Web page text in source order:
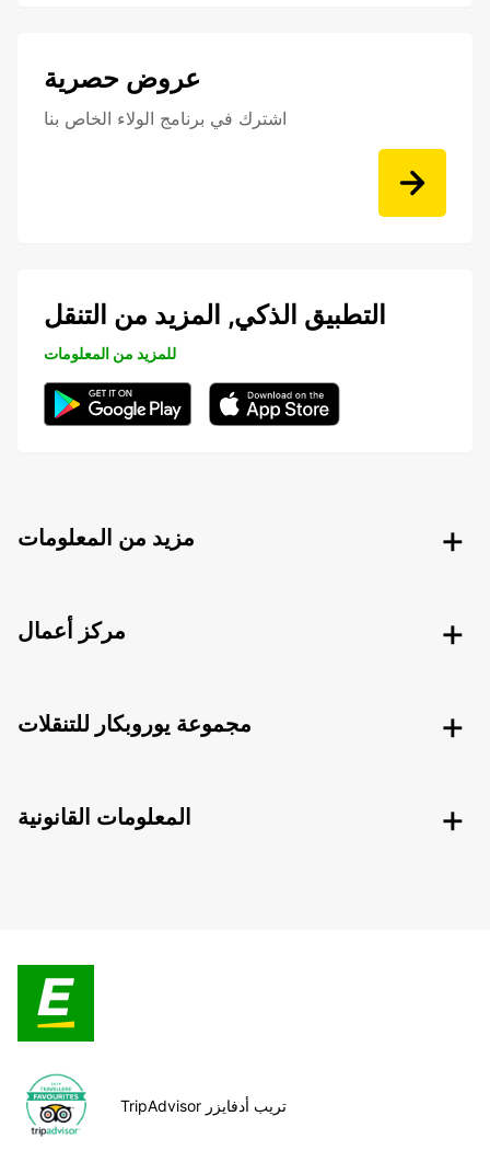
عروض حصرية
اشترك في برنامج الولاء الخاص بنا
التطبيق الذكي, المزيد من التنقل
للمزيد من المعلومات
مزيد من المعلومات
مركز أعمال
مجموعة يوروبكار للتنقلات
المعلومات القانونية
TripAdvisor تريب أدفايزر